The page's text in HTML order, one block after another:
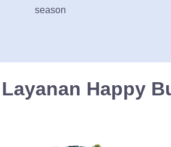
season
Layanan Happy